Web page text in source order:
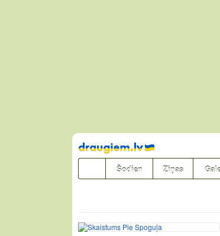
Pāriet
uz
saturu
Šodien Ziņas